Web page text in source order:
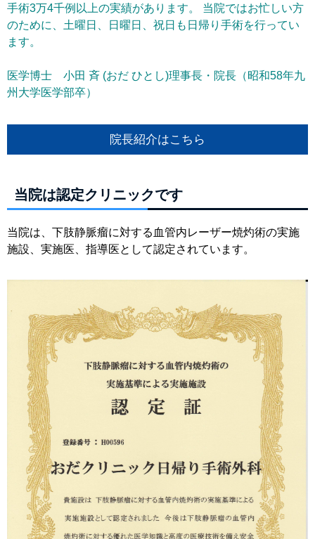
手術3万4千例以上の実績があります。 当院ではお忙しい方
のために、土曜日、日曜日、祝日も日帰り手術を行ってい
ます。
医学博士 小田 斉 (おだ ひとし)理事長・院長（昭和58年九
州大学医学部卒）
院長紹介はこちら
当院は認定クリニックです
当院は、下肢静脈瘤に対する血管内レーザー焼灼術の実施
施設、実施医、指導医として認定されています。